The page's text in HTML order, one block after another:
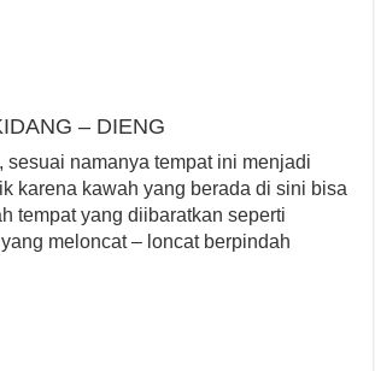
– DIENG
sesuai namanya tempat ini menjadi
karena kawah yang berada di sini bisa
tempat yang diibaratkan seperti
meloncat – loncat berpindah